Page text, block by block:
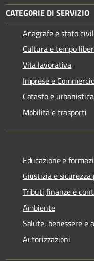
CATEGORIE DI SERVIZIO
Anagrafe e stato
Cultura e tempo
Vita lavorativa
Imprese e Commercio
Catasto e urbanistica
Mobilità e trasporti
Educazione e
Giustizia e sicurezza
Tributi,finanze e
Ambiente
Salute, benessere e
Autorizzazioni